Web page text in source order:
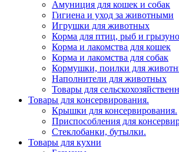
Амуниция для кошек и собак
Гигиена и уход за животными
Игрушки для животных
Корма для птиц, рыб и
Корма и лакомства для кошек
Корма и лакомства для собак
Кормушки, поилки для
Наполнители для животных
Товары для
Товары для консервирования.
Крышки для консервирования.
Приспособления для
Стеклобанки, бутылки.
Товары для кухни